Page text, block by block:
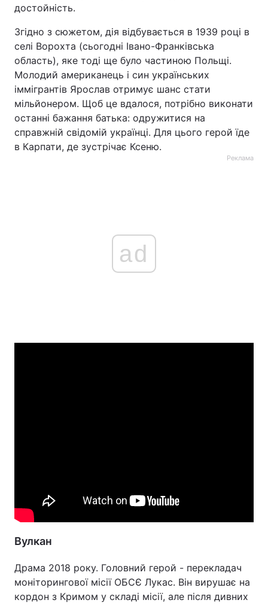
достойність.
Згідно з сюжетом, дія відбувається в 1939 році в
селі Ворохта (сьогодні Івано-Франківська
область), яке тоді ще було частиною Польщі.
Молодий американець і син українських
іммігрантів Ярослав отримує шанс стати
мільйонером. Щоб це вдалося, потрібно виконати
останні бажання батька: одружитися на
справжній свідомій українці. Для цього герой їде
в Карпати, де зустрічає Ксеню.
Реклама
ad
Вулкан
Драма 2018 року. Головний герой - перекладач
моніторингової місії ОБСЄ Лукас. Він вирушає на
кордон з Кримом у складі місії, але після дивних